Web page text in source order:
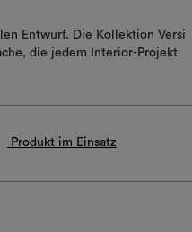
Entwurf. Die Kollektion Versi
die jedem Interior-Projekt
Produkt im Einsatz